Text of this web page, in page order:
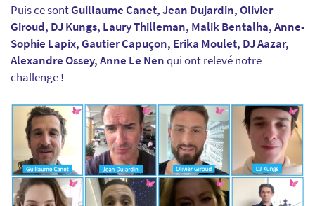
Puis ce sontGuillaume Canet, Jean Dujardin, Olivier
Giroud, DJ Kungs, Laury Thilleman, Malik Bentalha, Anne-
Sophie Lapix, Gautier Capuçon, Erika Moulet, DJ Aazar,
Alexandre Ossey, Anne Le Nenqui ont relevé notre
challenge !